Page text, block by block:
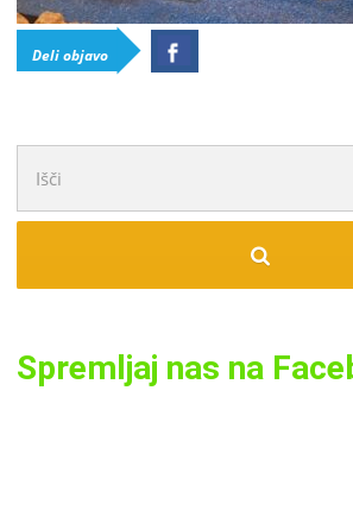
Deli objavo
Spremljaj nas na